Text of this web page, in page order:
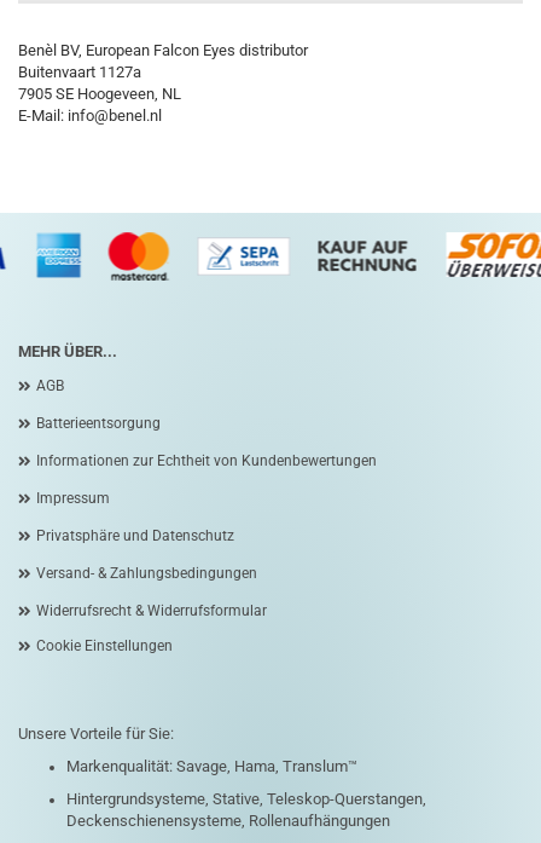
Benèl BV, European Falcon Eyes distributor
Buitenvaart 1127a
7905 SE Hoogeveen, NL
E-Mail: info@benel.nl
MEHR ÜBER...
AGB
Batterieentsorgung
Informationen zur Echtheit von Kundenbewertungen
Impressum
Privatsphäre und Datenschutz
Versand- & Zahlungsbedingungen
Widerrufsrecht & Widerrufsformular
Cookie Einstellungen
Unsere Vorteile für Sie:
Markenqualität: Savage, Hama, Translum™
Hintergrundsysteme, Stative, Teleskop-Querstangen,
Deckenschienensysteme, Rollenaufhängungen